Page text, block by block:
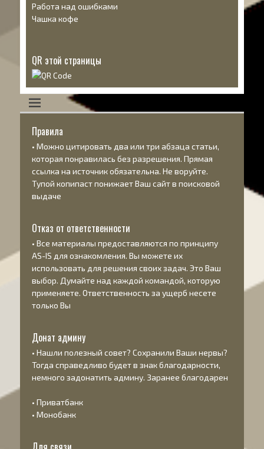
Работа над ошибками
Чашка кофе
QR этой страницы
Правила
• Можно цитировать два или три абзаца статьи,
которая понравилась без разрешения. Прямая
ссылка на источник обязательна. Не воруйте.
Тупой копипаст понижает Ваш сайт в поисковой
выдаче
Отказ от ответственности
• Все материалы предоставляются по принципу
AS-IS для ознакомления. Вы можете их
использовать для решения своих задач. Это Ваш
выбор. Думайте над каждой командой, которую
применяете. Ответственность за ущерб несете
только Вы
Донат админу
• Нашли полезный совет? Сохранили Ваши нервы?
Тогда справедливо будет в знак благодарности,
немного задонатить админу. Заранее благодарен
• Приватбанк
• Монобанк